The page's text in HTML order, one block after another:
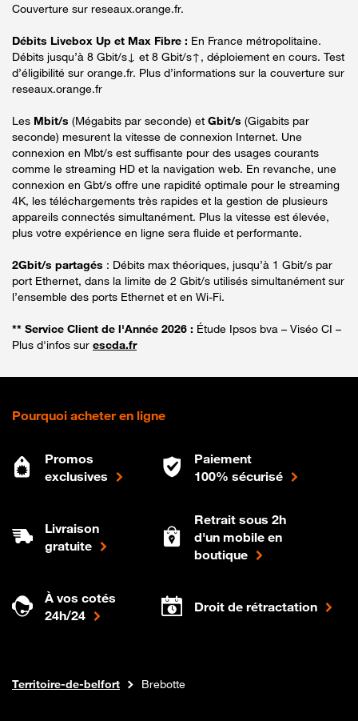
Couverture sur reseaux.orange.fr.
Débits Livebox Up et Max Fibre : En France métropolitaine.
Débits jusqu’à 8 Gbit/s↓ et 8 Gbit/s↑, déploiement en cours. Test
d’éligibilité sur orange.fr. Plus d’informations sur la couverture sur
reseaux.orange.fr
Les Mbit/s (Mégabits par seconde) et Gbit/s (Gigabits par
seconde) mesurent la vitesse de connexion Internet. Une
connexion en Mbt/s est suffisante pour des usages courants
comme le streaming HD et la navigation web. En revanche, une
connexion en Gbt/s offre une rapidité optimale pour le streaming
4K, les téléchargements très rapides et la gestion de plusieurs
appareils connectés simultanément. Plus la vitesse est élevée,
plus votre expérience en ligne sera fluide et performante.
2Gbit/s partagés : Débits max théoriques, jusqu’à 1 Gbit/s par
port Ethernet, dans la limite de 2 Gbit/s utilisés simultanément sur
l’ensemble des ports Ethernet et en Wi-Fi.
** Service Client de l'Année 2026 : Étude Ipsos bva – Viséo CI –
Plus d'infos sur escda.fr
Pourquoi acheter en ligne
Promos
exclusives
Paiement
100% sécurisé
Livraison
gratuite
Retrait sous 2h
d'un mobile en
boutique
À vos cotés
24h/24
Droit de rétractation
Boutique Orange
Internet fibreBourgogne-franche-comte
Territoire-de-belfort Brebotte